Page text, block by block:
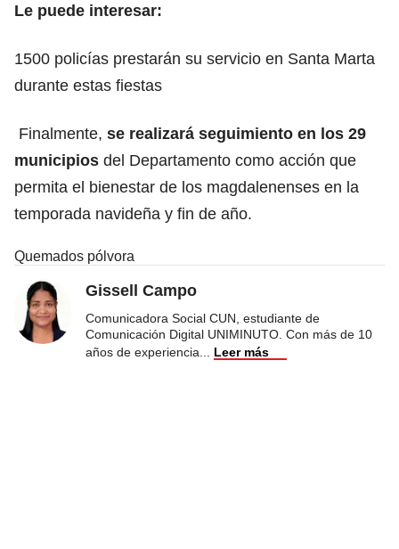
Le puede interesar:
1500 policías prestarán su servicio en Santa Marta
durante estas fiestas
Finalmente, se realizará seguimiento en los 29
municipios del Departamento como acción que
permita el bienestar de los magdalenenses en la
temporada navideña y fin de año.
Quemados pólvora
Gissell Campo
Comunicadora Social CUN, estudiante de
Comunicación Digital UNIMINUTO. Con más de 10
años de experiencia
Leer más